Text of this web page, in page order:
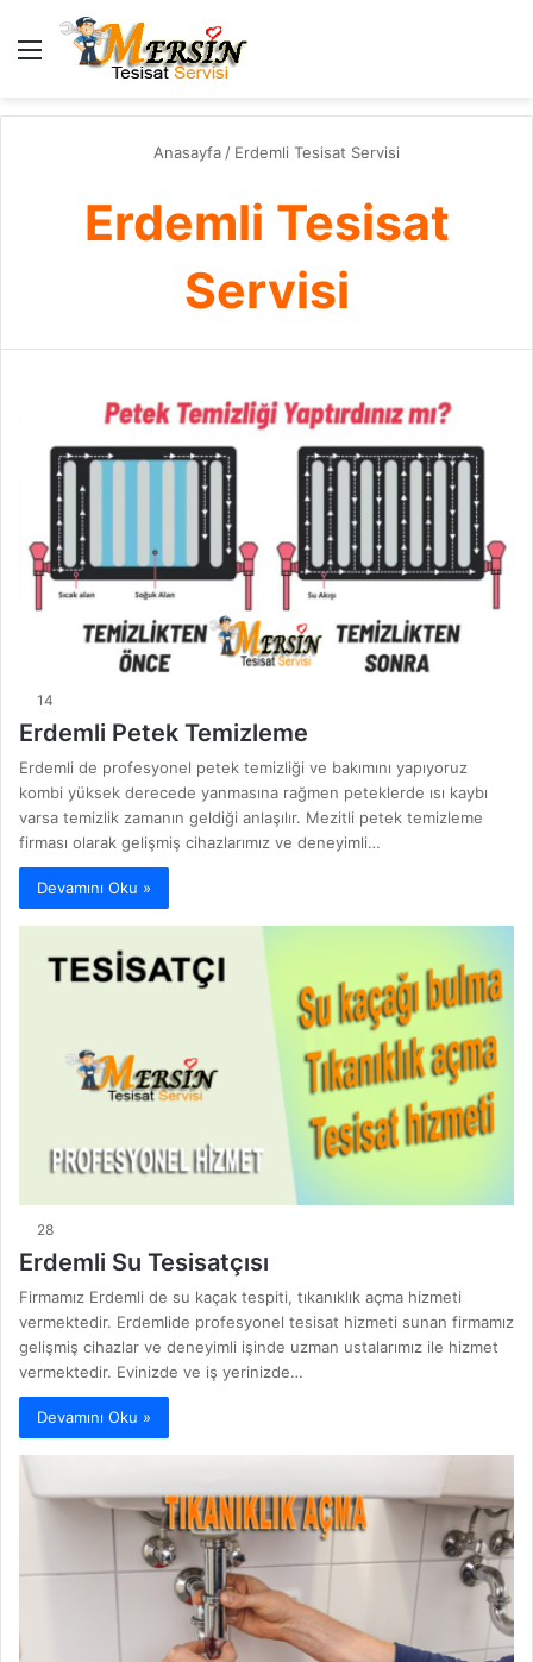
Menü
...
Anasayfa / Erdemli Tesisat Servisi
Erdemli Tesisat
Servisi
14
Erdemli Petek Temizleme
Erdemli de profesyonel petek temizliği ve bakımını yapıyoruz
kombi yüksek derecede yanmasına rağmen peteklerde ısı kaybı
varsa temizlik zamanın geldiği anlaşılır. Mezitli petek temizleme
firması olarak gelişmiş cihazlarımız ve deneyimli…
Devamını Oku »
28
Erdemli Su Tesisatçısı
Firmamız Erdemli de su kaçak tespiti, tıkanıklık açma hizmeti
vermektedir. Erdemlide profesyonel tesisat hizmeti sunan firmamız
gelişmiş cihazlar ve deneyimli işinde uzman ustalarımız ile hizmet
vermektedir. Evinizde ve iş yerinizde…
Devamını Oku »